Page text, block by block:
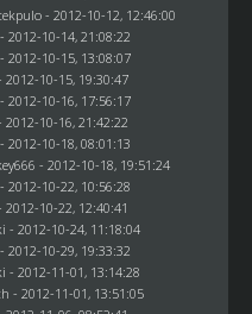
- 2012-10-12, 12:46:00
2012-10-14, 21:08:22
2012-10-15, 13:08:07
10-15, 19:30:47
2012-10-16, 17:56:17
10-16, 21:42:22
2012-10-18, 08:01:13
- 2012-10-18, 19:51:24
2012-10-22, 10:56:28
10-22, 12:40:41
- 2012-10-24, 11:18:04
2012-10-29, 19:33:32
- 2012-11-01, 13:14:28
- 2012-11-01, 13:51:05